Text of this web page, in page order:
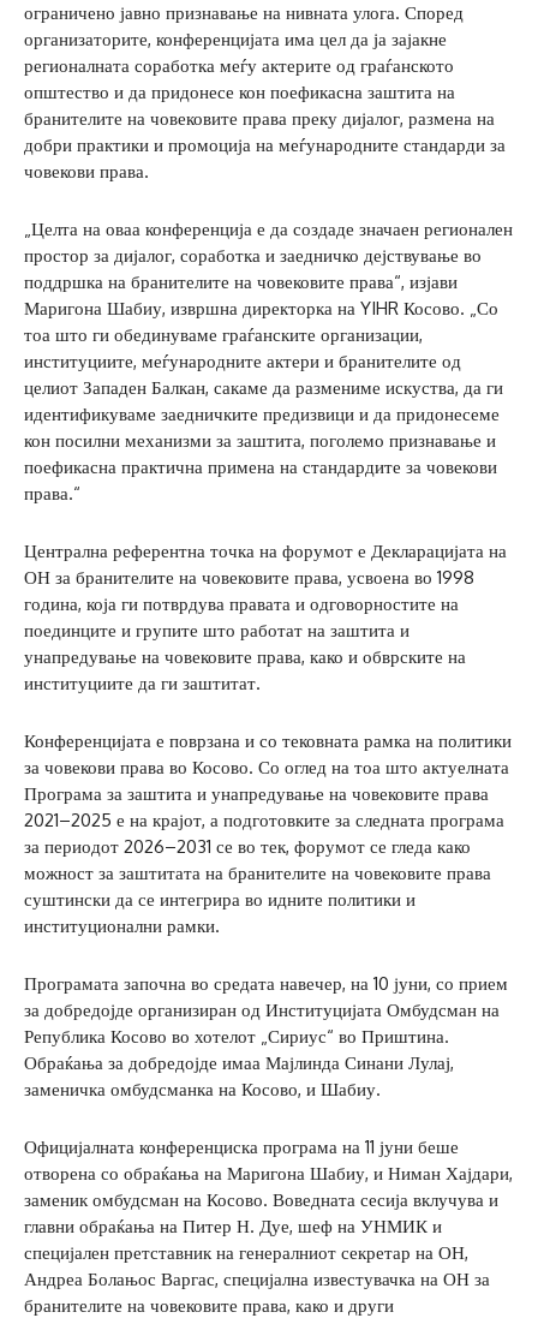
ограничено јавно признавање на нивната улога. Според
организаторите, конференцијата има цел да ја зајакне
регионалната соработка меѓу актерите од граѓанското
општество и да придонесе кон поефикасна заштита на
бранителите на човековите права преку дијалог, размена на
добри практики и промоција на меѓународните стандарди за
човекови права.
„Целта на оваа конференција е да создаде значаен регионален
простор за дијалог, соработка и заедничко дејствување во
поддршка на бранителите на човековите права“, изјави
Маригона Шабиу, извршна директорка на YIHR Косово. „Со
тоа што ги обединуваме граѓанските организации,
институциите, меѓународните актери и бранителите од
целиот Западен Балкан, сакаме да размениме искуства, да ги
идентификуваме заедничките предизвици и да придонесеме
кон посилни механизми за заштита, поголемо признавање и
поефикасна практична примена на стандардите за човекови
права.“
Централна референтна точка на форумот е Декларацијата на
ОН за бранителите на човековите права, усвоена во 1998
година, која ги потврдува правата и одговорностите на
поединците и групите што работат на заштита и
унапредување на човековите права, како и обврските на
институциите да ги заштитат.
Конференцијата е поврзана и со тековната рамка на политики
за човекови права во Косово. Со оглед на тоа што актуелната
Програма за заштита и унапредување на човековите права
2021–2025 е на крајот, а подготовките за следната програма
за периодот 2026–2031 се во тек, форумот се гледа како
можност за заштитата на бранителите на човековите права
суштински да се интегрира во идните политики и
институционални рамки.
Програмата започна во средата навечер, на 10 јуни, со прием
за добредојде организиран од Институцијата Омбудсман на
Република Косово во хотелот „Сириус“ во Приштина.
Обраќања за добредојде имаа Мајлинда Синани Лулај,
заменичка омбудсманка на Косово, и Шабиу.
Официјалната конференциска програма на 11 јуни беше
отворена со обраќања на Маригона Шабиу, и Ниман Хајдари,
заменик омбудсман на Косово. Воведната сесија вклучува и
главни обраќања на Питер Н. Дуе, шеф на УНМИК и
специјален претставник на генералниот секретар на ОН,
Андреа Болањос Варгас, специјална известувачка на ОН за
бранителите на човековите права, како и други